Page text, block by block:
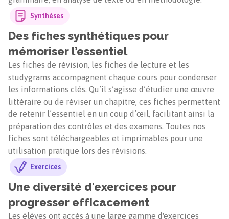
Synthèses
Des fiches synthétiques pour
mémoriser l’essentiel
Les fiches de révision, les fiches de lecture et les
studygrams accompagnent chaque cours pour condenser
les informations clés. Qu’il s’agisse d’étudier une œuvre
littéraire ou de réviser un chapitre, ces fiches permettent
de retenir l’essentiel en un coup d’œil, facilitant ainsi la
préparation des contrôles et des examens. Toutes nos
fiches sont téléchargeables et imprimables pour une
utilisation pratique lors des révisions.
Exercices
Une diversité d'exercices pour
progresser efficacement
Les élèves ont accès à une large gamme d'exercices